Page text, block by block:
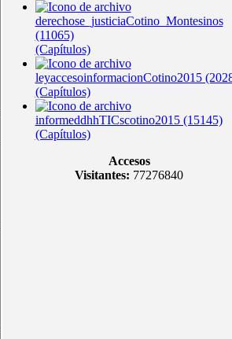
derechose_justiciaCotino_Montesinos
(11065)
(Capítulos)
leyaccesoinformacionCotino2015
(Capítulos)
informeddhhTICscotino2015 (15145)
(Capítulos)
Accesos
Visitantes: 77276840